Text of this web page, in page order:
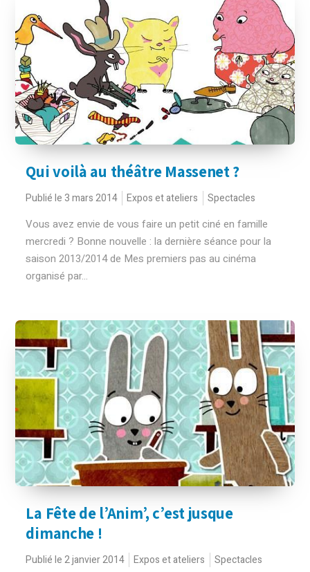
Qui voilà au théâtre Massenet ?
Publié le 3 mars 2014 Expos et ateliers Spectacles
Vous avez envie de vous faire un petit ciné en famille
mercredi ? Bonne nouvelle : la dernière séance pour la
saison 2013/2014 de Mes premiers pas au cinéma
organisé par...
La Fête de l’Anim’, c’est jusque
dimanche !
Publié le 2 janvier 2014 Expos et ateliers Spectacles